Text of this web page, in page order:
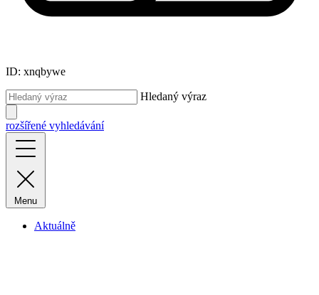
ID: xnqbywe
Hledaný výraz
rozšířené vyhledávání
Menu
Aktuálně